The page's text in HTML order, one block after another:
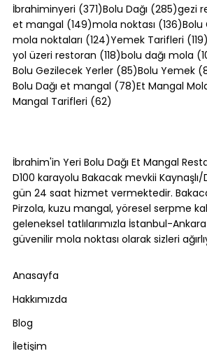
Yapılır?
İbrahiminyeri (371)371 yazı
Bolu Dağı (285)285
gezi
et mangal (149)149 yazı
mola noktası (136)136
Bolu
mola noktaları (124)124 yazı
Yemek Tarifleri (119)
yol üzeri restoran (118)118 yazı
bolu dağı mola
Bolu Gezilecek Yerler (85)85 yazı
Bolu Yemek
Bolu Dağı et mangal (78)78 yazı
Et Mangal
Mangal Tarifleri (62)
İbrahim'in Yeri Bolu Dağı Et Mangal
D100 karayolu Bakacak mevkii
gün 24 saat hizmet vermektedir.
Pirzola, kuzu mangal, yöresel serpme
geleneksel tatlılarımızla İstanbul-
güvenilir mola noktası olarak sizleri
Anasayfa
Hakkımızda
Blog
İletişim